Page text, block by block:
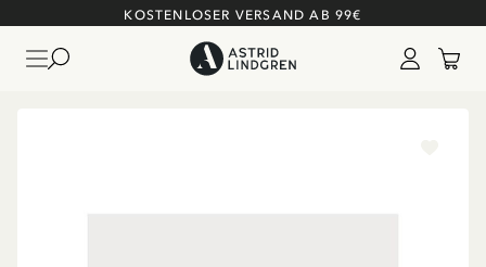
KOSTENLOSER VERSAND AB 99€